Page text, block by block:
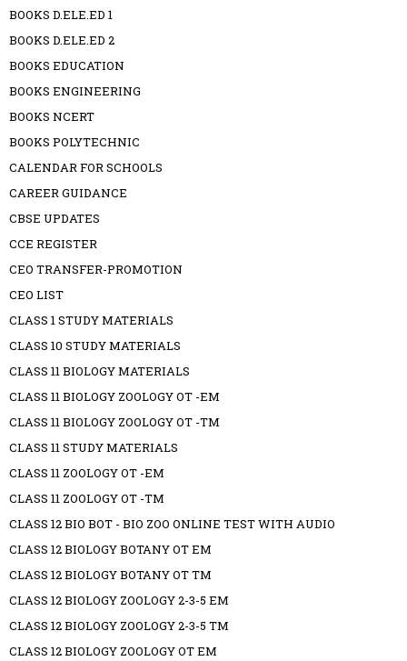
BOOKS D.ELE.ED 1
BOOKS D.ELE.ED 2
BOOKS EDUCATION
BOOKS ENGINEERING
BOOKS NCERT
BOOKS POLYTECHNIC
CALENDAR FOR SCHOOLS
CAREER GUIDANCE
CBSE UPDATES
CCE REGISTER
CEO TRANSFER-PROMOTION
CEO LIST
CLASS 1 STUDY MATERIALS
CLASS 10 STUDY MATERIALS
CLASS 11 BIOLOGY MATERIALS
CLASS 11 BIOLOGY ZOOLOGY OT -EM
CLASS 11 BIOLOGY ZOOLOGY OT -TM
CLASS 11 STUDY MATERIALS
CLASS 11 ZOOLOGY OT -EM
CLASS 11 ZOOLOGY OT -TM
CLASS 12 BIO BOT - BIO ZOO ONLINE TEST WITH AUDIO
CLASS 12 BIOLOGY BOTANY OT EM
CLASS 12 BIOLOGY BOTANY OT TM
CLASS 12 BIOLOGY ZOOLOGY 2-3-5 EM
CLASS 12 BIOLOGY ZOOLOGY 2-3-5 TM
CLASS 12 BIOLOGY ZOOLOGY OT EM